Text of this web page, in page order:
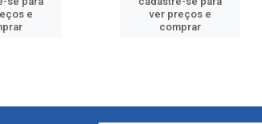
e
ver preços e
comprar